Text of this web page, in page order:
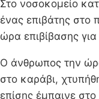
Στο νοσοκομείο
ένας επιβάτης στο
ώρα επιβίβασης
Ο άνθρωπος την
στο καράβι,
επίσης έμπαινε